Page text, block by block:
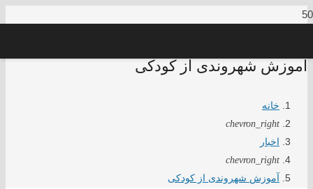
آموزش شهروندی از کودکی
خانه
chevron_right
اخبار
chevron_right
آموزش شهروندی از کودکی